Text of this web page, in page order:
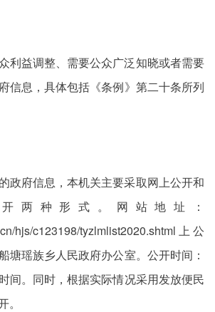
利益调整、需要公众广泛知晓或者需要
信息，具体包括《条例》第二十条所列
政府信息，本机关主要采取网上公开和
两种形式。网站地址：
hjs/c123198/tyzlmlist2020.shtml上公
塘瑶族乡人民政府办公室。公开时间：
间。同时，根据实际情况采用发放便民